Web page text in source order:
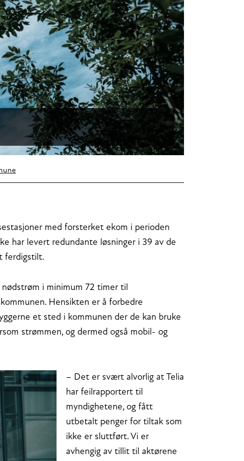
med forsterket ekom i perioden
har levert redundante løsninger i 39 av de
ferdigstilt.
i minimum 72 timer til
Hensikten er å forbedre
et sted i kommunen der de kan bruke
strømmen, og dermed også mobil- og
– Det er svært alvorlig at Telia
har feilrapportert til
myndighetene, og fått
utbetalt penger for tiltak som
ikke er sluttført. Vi er
avhengig av tillit til aktørene